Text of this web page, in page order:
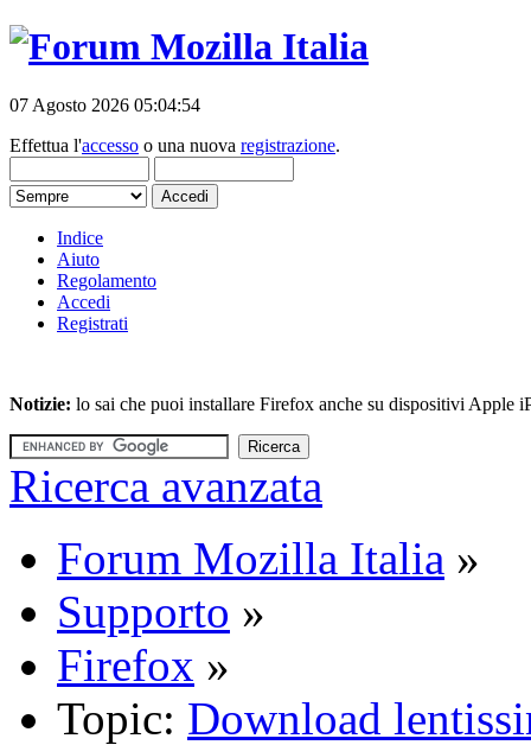
07 Agosto 2026 05:04:54
Effettua l'accesso o una nuova registrazione.
Indice
Aiuto
Regolamento
Accedi
Registrati
Notizie: lo sai che puoi installare Firefox anche su dispositivi Apple
Ricerca avanzata
Forum Mozilla Italia »
Supporto »
Firefox »
Topic: Download